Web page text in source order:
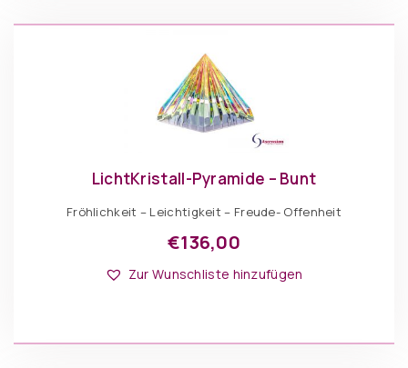
der
gewählt
werden
LichtKristall-Pyramide – Bunt
Fröhlichkeit – Leichtigkeit – Freude- Offenheit
€136,00
IN DEN WARENKORB
Dieses
Produkt
weist
Die
Zur Wunschliste hinzufügen